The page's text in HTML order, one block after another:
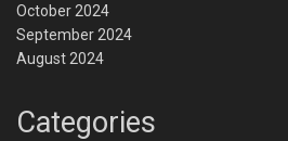
October 2024
September 2024
August 2024
Categories